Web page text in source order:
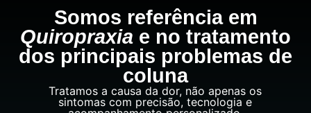
Somos referência em
Quiropraxia e no tratamento
dos principais problemas de
coluna
Tratamos a causa da dor, não apenas os
sintomas com precisão, tecnologia e